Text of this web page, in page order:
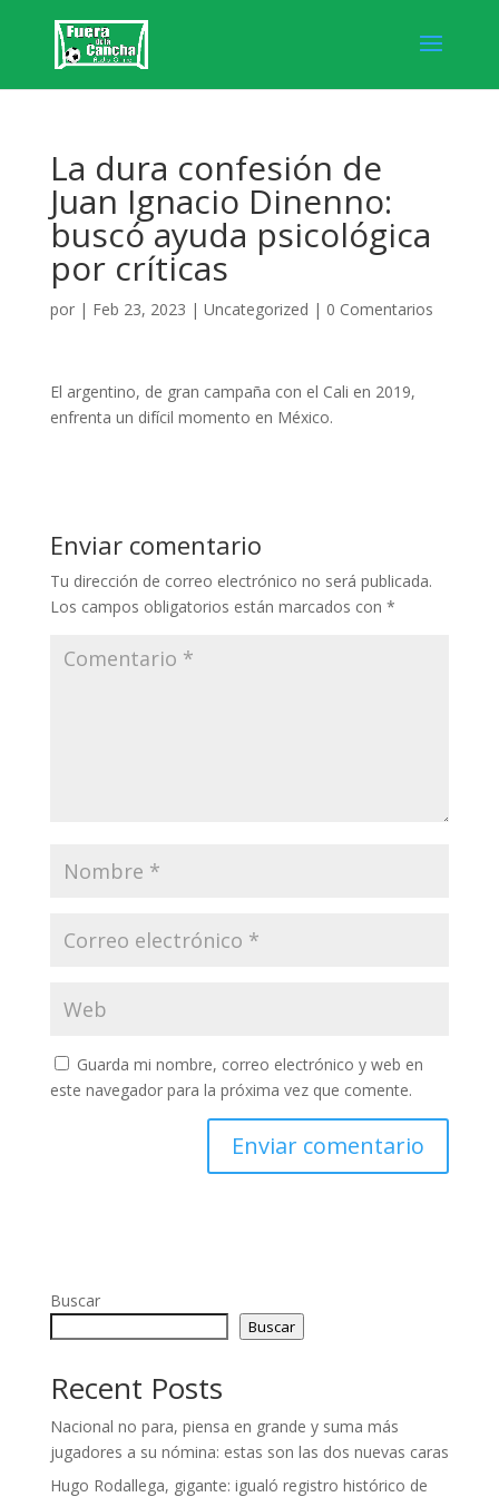
La dura confesión de
Juan Ignacio Dinenno:
buscó ayuda psicológica
por críticas
por | Feb 23, 2023 | Uncategorized | 0 Comentarios
El argentino, de gran campaña con el Cali en 2019,
enfrenta un difícil momento en México.
Enviar comentario
Tu dirección de correo electrónico no será publicada.
Los campos obligatorios están marcados con *
Guarda mi nombre, correo electrónico y web en
este navegador para la próxima vez que comente.
Buscar
Buscar
Recent Posts
Nacional no para, piensa en grande y suma más
jugadores a su nómina: estas son las dos nuevas caras
Hugo Rodallega, gigante: igualó registro histórico de